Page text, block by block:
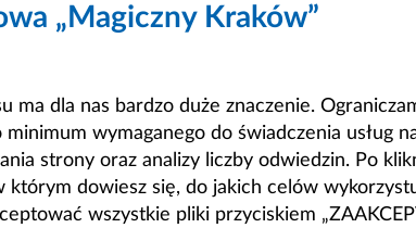
„Magiczny Kraków”
dla nas bardzo duże znaczenie.
wymaganego do świadczenia usług
strony oraz analizy liczby odwiedzin. Po
którym dowiesz się, do jakich celów
wszystkie pliki przyciskiem